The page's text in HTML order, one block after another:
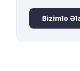
Bizimlə